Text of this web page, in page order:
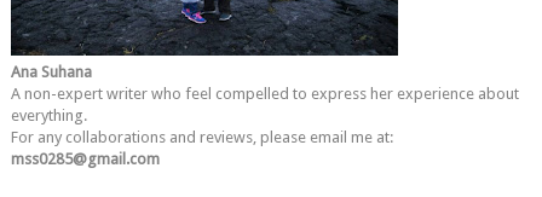
Ana Suhana
A non-expert writer who feel compelled to express her experience about
everything.
For any collaborations and reviews, please email me at:
mss0285@gmail.com